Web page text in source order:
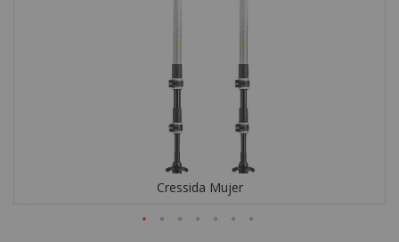
Cressida Mujer